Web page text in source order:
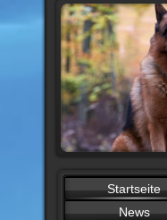
Startseite
News